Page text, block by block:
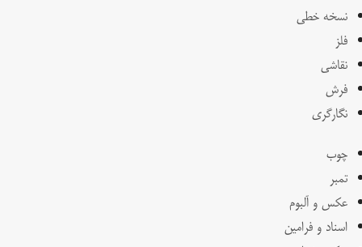
نسخه خطی
فلز
نقاشی
فرش
نگارگری
چوب
تمبر
عکس و آلبوم
اسناد و فرامین